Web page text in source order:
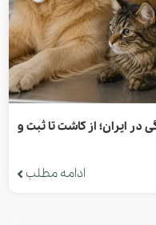
در ایران؛ از کاشت تا ثبت و
ادامه مطلب